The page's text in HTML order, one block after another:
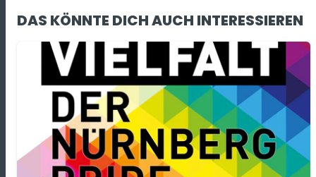
DAS KÖNNTE DICH AUCH INTERESSIEREN